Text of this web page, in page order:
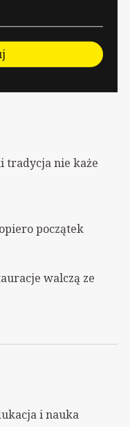
tradycja nie każe
początek
walczą ze
i nauka